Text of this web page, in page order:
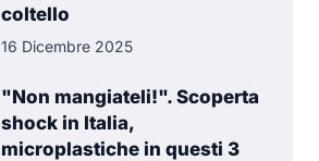
coltello
16 Dicembre 2025
"Non mangiateli!". Scoperta
shock in Italia,
microplastiche in questi 3